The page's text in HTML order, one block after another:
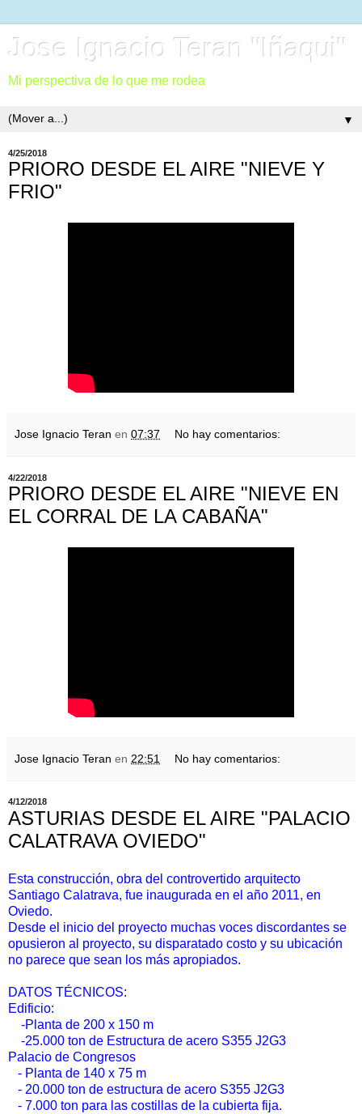
Jose Ignacio Teran "Iñaqui"
Mi perspectiva de lo que me rodea
▼
4/25/2018
PRIORO DESDE EL AIRE "NIEVE Y
FRIO"
Jose Ignacio Teran en 07:37 No hay comentarios:
4/22/2018
PRIORO DESDE EL AIRE "NIEVE EN
EL CORRAL DE LA CABAÑA"
Jose Ignacio Teran en 22:51 No hay comentarios:
4/12/2018
ASTURIAS DESDE EL AIRE "PALACIO
CALATRAVA OVIEDO"
Esta construcción, obra del controvertido arquitecto
Santiago Calatrava, fue inaugurada en el año 2011, en
Oviedo.
Desde el inicio del proyecto muchas voces discordantes se
opusieron al proyecto, su disparatado costo y su ubicación
no parece que sean los más apropiados.
DATOS TÉCNICOS:
Edificio:
-Planta de 200 x 150 m
-25.000 ton de Estructura de acero S355 J2G3
Palacio de Congresos
- Planta de 140 x 75 m
- 20.000 ton de estructura de acero S355 J2G3
- 7.000 ton para las costillas de la cubierta fija.